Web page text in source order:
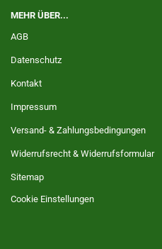
MEHR ÜBER...
AGB
Datenschutz
Kontakt
Impressum
Versand- & Zahlungsbedingungen
Widerrufsrecht & Widerrufsformular
Sitemap
Cookie Einstellungen